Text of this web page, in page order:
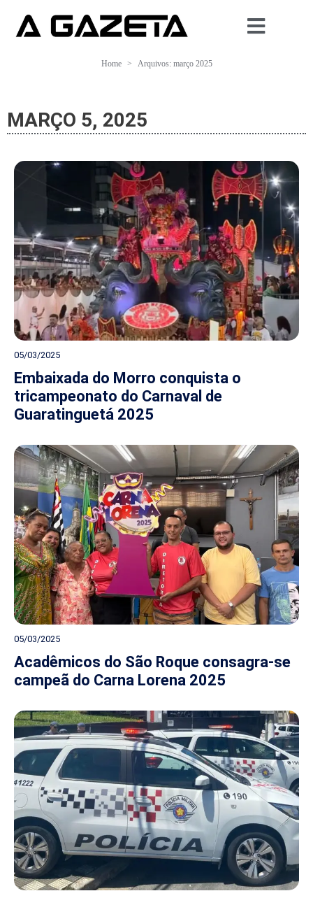
Home Arquivos: março 2025
MARÇO 5, 2025
05/03/2025
Embaixada do Morro conquista o
tricampeonato do Carnaval de
Guaratinguetá 2025
05/03/2025
Acadêmicos do São Roque consagra-se
campeã do Carna Lorena 2025